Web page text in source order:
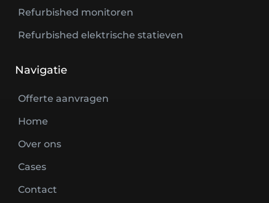
Refurbished monitoren
Refurbished elektrische statieven
Navigatie
Offerte aanvragen
Home
Over ons
Cases
Contact